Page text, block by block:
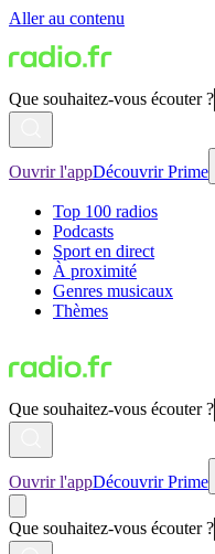
Aller au contenu
Que souhaitez-vous écouter ?
Ouvrir l'appDécouvrir Prime
Top 100 radios
Podcasts
Sport en direct
À proximité
Genres musicaux
Thèmes
Que souhaitez-vous écouter ?
Ouvrir l'appDécouvrir Prime
Que souhaitez-vous écouter ?